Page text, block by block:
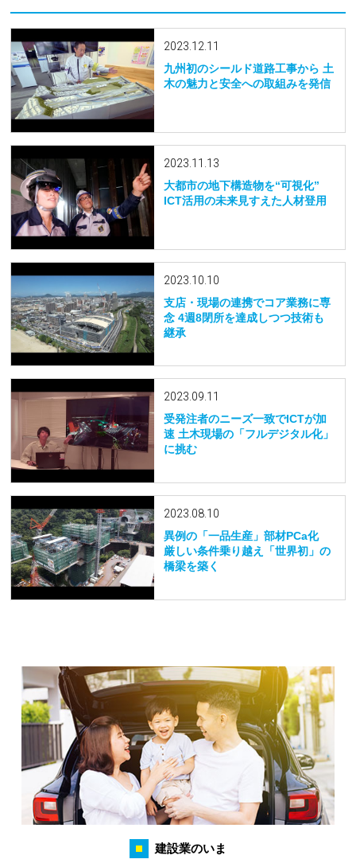
2023.12.11
九州初のシールド道路工事から 土
木の魅力と安全への取組みを発信
2023.11.13
大都市の地下構造物を“可視化”
ICT活用の未来見すえた人材登用
2023.10.10
支店・現場の連携でコア業務に専
念 4週8閉所を達成しつつ技術も
継承
2023.09.11
受発注者のニーズ一致でICTが加
速 土木現場の「フルデジタル化」
に挑む
2023.08.10
異例の「一品生産」部材PCa化
厳しい条件乗り越え「世界初」の
橋梁を築く
建設業のいま